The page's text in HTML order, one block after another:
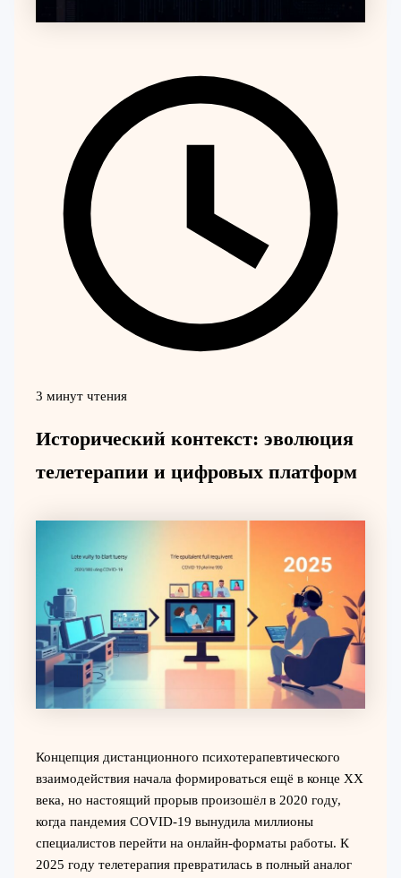
3 минут чтения
Исторический контекст: эволюция
телетерапии и цифровых платформ
Концепция дистанционного психотерапевтического
взаимодействия начала формироваться ещё в конце XX
века, но настоящий прорыв произошёл в 2020 году,
когда пандемия COVID-19 вынудила миллионы
специалистов перейти на онлайн-форматы работы. К
2025 году телетерапия превратилась в полный аналог